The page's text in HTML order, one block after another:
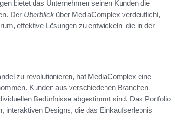
bietet das Unternehmen seinen Kunden die
Der Überblick über MediaComplex verdeutlicht,
effektive Lösungen zu entwickeln, die in der
zu revolutionieren, hat MediaComplex eine
Kunden aus verschiedenen Branchen
Bedürfnisse abgestimmt sind. Das Portfolio
interaktiven Designs, die das Einkaufserlebnis